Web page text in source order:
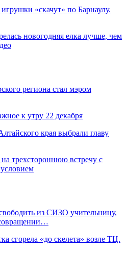
«скачут» по Барнаулу.
новогодняя елка лучше, чем
региона стал мэром
к утру 22 декабря
края выбрали главу
на трехстороннюю встречу с
из СИЗО учительницу,
сгорела «до скелета» возле ТЦ.